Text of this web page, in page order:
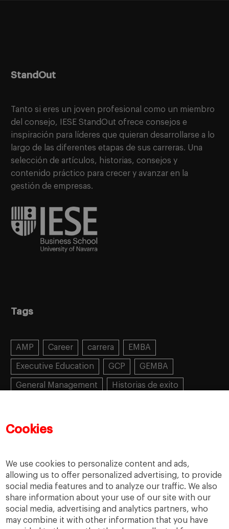
Cookies
We use cookies to personalize content and ads,
allowing us to offer personalized advertising, to provide
social media features and to analyze our traffic. We also
share information about your use of our site with our
social media, advertising and analytics partners, who
may combine it with other information that you have
StandOut
Tanto si eres un joven profesional como un miembro
del consejo, IESE StandOut ofrece consejos e
inspiración para líderes que quieran desarrollarse a lo
largo de las diferentes etapas de sus carreras. Una
selección de artículos, historias, consejos y
contenido práctico para crecer y avanzar en la
gestión de empresas.
Tags
AMP Career carrera EMBA
Executive Education GCP GEMBA
General Management Historias de exito
Mujeres emprendedoras
Success stories Women in business